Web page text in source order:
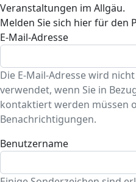
Veranstaltungen im Allgäu.
Melden Sie sich hier für den
E-Mail-Adresse
Die E-Mail-Adresse wird
verwendet, wenn Sie in
kontaktiert werden müssen
Benachrichtigungen.
Benutzername